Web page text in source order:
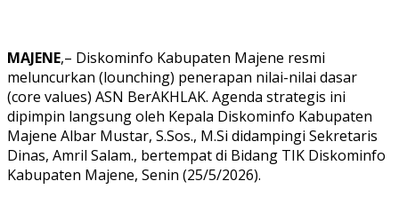
MAJENE,– Diskominfo Kabupaten Majene resmi
meluncurkan (lounching) penerapan nilai-nilai dasar
(core values) ASN BerAKHLAK. Agenda strategis ini
dipimpin langsung oleh Kepala Diskominfo Kabupaten
Majene Albar Mustar, S.Sos., M.Si didampingi Sekretaris
Dinas, Amril Salam., bertempat di Bidang TIK Diskominfo
Kabupaten Majene, Senin (25/5/2026).